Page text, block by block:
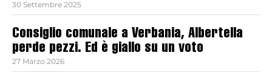
30 Settembre 2025
Consiglio comunale a Verbania, Albertella
perde pezzi. Ed è giallo su un voto
27 Marzo 2026